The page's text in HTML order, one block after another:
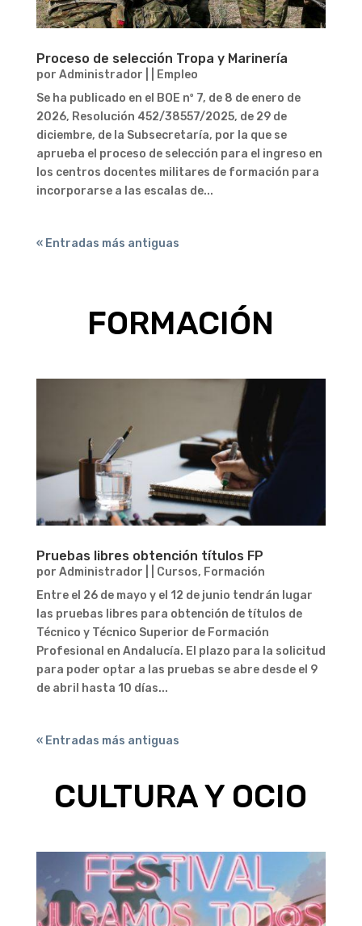
Proceso de selección Tropa y Marinería
por Administrador
Empleo
Se ha publicado en el BOE nº 7, de 8 de enero de
2026, Resolución 452/38557/2025, de 29 de
diciembre, de la Subsecretaría, por la que se
aprueba el proceso de selección para el ingreso en
los centros docentes militares de formación para
incorporarse a las escalas de...
« Entradas más antiguas
FORMACIÓN
Pruebas libres obtención títulos FP
por Administrador Cursos, Formación
Entre el 26 de mayo y el 12 de junio tendrán lugar
las pruebas libres para obtención de títulos de
Técnico y Técnico Superior de Formación
Profesional en Andalucía. El plazo para la solicitud
para poder optar a las pruebas se abre desde el 9
de abril hasta 10 días...
« Entradas más antiguas
CULTURA Y OCIO